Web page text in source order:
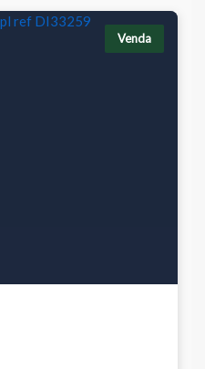
Venda